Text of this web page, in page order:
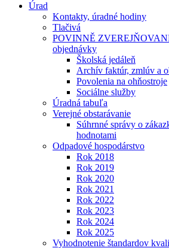
Úrad
Kontakty, úradné hodiny
Tlačivá
POVINNĚ
objednávky
Školská jedáleň
Archív faktúr, zmlúv a
Povolenia na ohňostroje
Sociálne služby
Úradná tabuľa
Verejné obstarávanie
Súhrnné správy o
hodnotami
Odpadové hospodárstvo
Rok 2018
Rok 2019
Rok 2020
Rok 2021
Rok 2022
Rok 2023
Rok 2024
Rok 2025
Vyhodnotenie štandardov